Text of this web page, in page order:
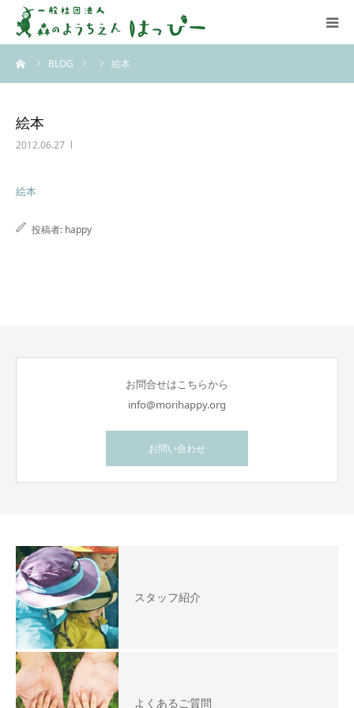
BLOG 絵本
絵本
2012.06.27
絵本
投稿者: happy
お問合せはこちらから
info@morihappy.org
お問い合わせ
スタッフ紹介
よくあるご質問
はっぴーについて